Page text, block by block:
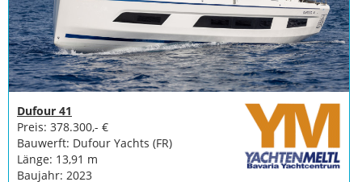
Dufour 41
Preis: 378.300,- €
Bauwerft: Dufour Yachts (FR)
Länge: 13,91 m
Baujahr: 2023